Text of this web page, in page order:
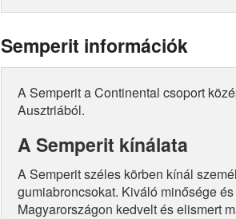
Semperit információk
A Semperit a Continental csoport
Ausztriából.
A Semperit kínálata
A Semperit széles körben kínál
gumiabroncsokat. Kiváló minősége
Magyarországon kedvelt és elismert